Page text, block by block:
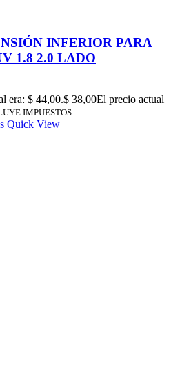
INFERIOR PARA
1.8 2.0 LADO
era: $ 44,00.$ 38,00El precio actual
IMPUESTOS
Quick View